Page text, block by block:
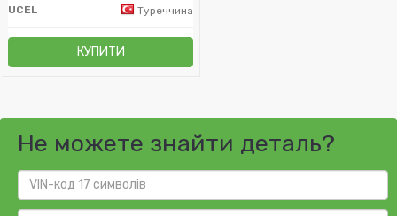
UCEL
Туреччина
КУПИТИ
Не можете знайти деталь?